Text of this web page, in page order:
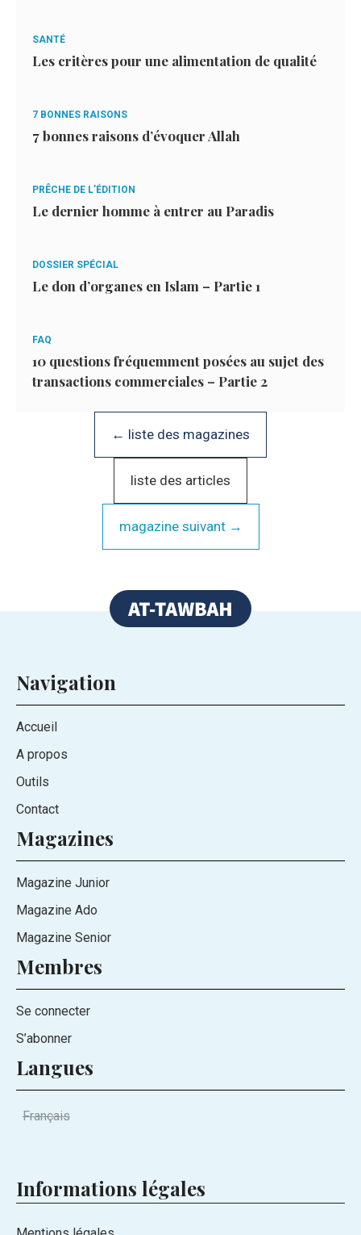
SANTÉ
Les critères pour une alimentation de qualité
7 BONNES RAISONS
7 bonnes raisons d’évoquer Allah
PRÊCHE DE L’ÉDITION
Le dernier homme à entrer au Paradis
DOSSIER SPÉCIAL
Le don d’organes en Islam – Partie 1
FAQ
10 questions fréquemment posées au sujet des
transactions commerciales – Partie 2
← liste des magazines
liste des articles
magazine suivant →
Navigation
Accueil
A propos
Outils
Contact
Magazines
Magazine Junior
Magazine Ado
Magazine Senior
Membres
Se connecter
S’abonner
Langues
Français
Informations légales